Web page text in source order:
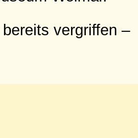
vergriffen –